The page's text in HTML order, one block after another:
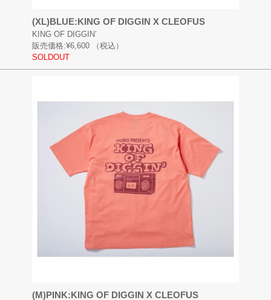
(XL)BLUE:KING OF DIGGIN X CLEOFUS
KING OF DIGGIN’
販売価格:¥6,600
（税込）
SOLDOUT
(M)PINK:KING OF DIGGIN X CLEOFUS